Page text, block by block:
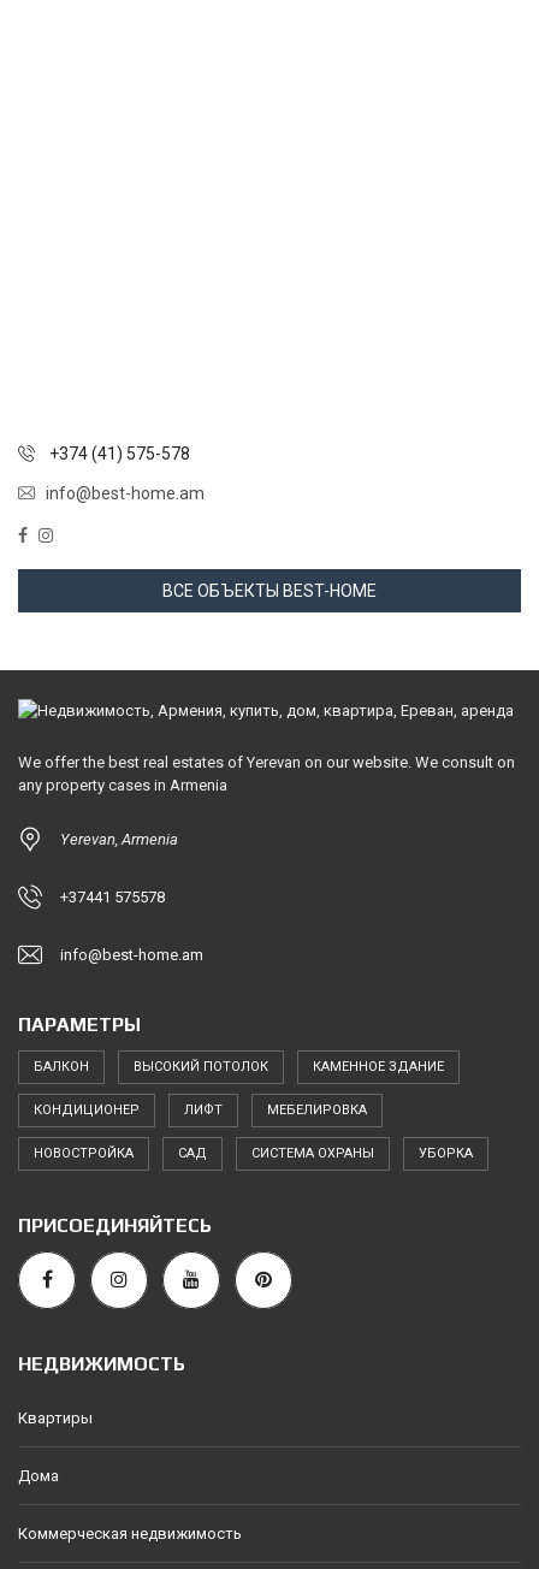
+374 (41) 575-578
info@best-home.am
ВСЕ ОБЪЕКТЫ BEST-HOME
We offer the best real estates of Yerevan on our website. We consult on
any property cases in Armenia
Yerevan, Armenia
+37441 575578
info@best-home.am
ПАРАМЕТРЫ
БАЛКОН ВЫСОКИЙ ПОТОЛОК КАМЕННОЕ ЗДАНИЕ
КОНДИЦИОНЕР ЛИФТ МЕБЕЛИРОВКА
НОВОСТРОЙКА САД СИСТЕМА ОХРАНЫ УБОРКА
ПРИСОЕДИНЯЙТЕСЬ
НЕДВИЖИМОСТЬ
Квартиры
Дома
Коммерческая недвижимость